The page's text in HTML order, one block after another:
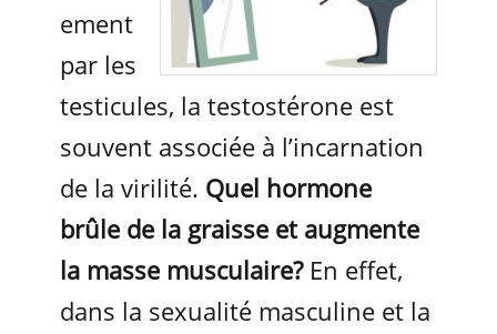
ement
par les
testicules, la testostérone est
souvent associée à l’incarnation
de la virilité. Quel hormone
brûle de la graisse et augmente
la masse musculaire?En effet,
dans la sexualité masculine et la